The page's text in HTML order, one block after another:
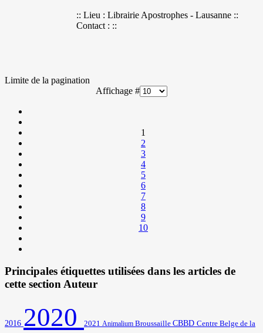
:: Lieu : Librairie Apostrophes - Lausanne ::
Contact : ::
Limite de la pagination
Affichage #
1
2
3
4
5
6
7
8
9
10
Principales étiquettes utilisées dans les articles de
cette section Auteur
2016 2020 2021 Animalium Broussaille CBBD Centre Belge de la